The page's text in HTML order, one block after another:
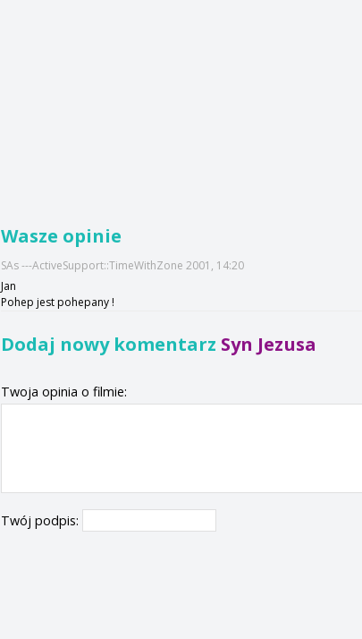
Wasze opinie
SAs ---ActiveSupport::TimeWithZone 2001, 14:20
Jan
Pohep jest pohepany !
Dodaj nowy komentarz Syn Jezusa
Twoja opinia o filmie:
Twój podpis: